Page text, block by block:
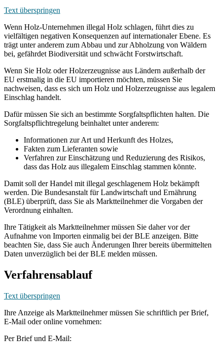
Text überspringen
Wenn Holz-Unternehmen illegal Holz schlagen, führt dies zu
vielfältigen negativen Konsequenzen auf internationaler Ebene. Es
trägt unter anderem zum Abbau und zur Abholzung von Wäldern
bei, gefährdet Biodiversität und schwächt Forstwirtschaft.
Wenn Sie Holz oder Holzerzeugnisse aus Ländern außerhalb der
EU erstmalig in die EU importieren möchten, müssen Sie
nachweisen, dass es sich um Holz und Holzerzeugnisse aus legalem
Einschlag handelt.
Dafür müssen Sie sich an bestimmte Sorgfaltspflichten halten. Die
Sorgfaltspflichtregelung beinhaltet unter anderem:
Informationen zur Art und Herkunft des Holzes,
Fakten zum Lieferanten sowie
Verfahren zur Einschätzung und Reduzierung des Risikos,
dass das Holz aus illegalem Einschlag stammen könnte.
Damit soll der Handel mit illegal geschlagenem Holz bekämpft
werden. Die Bundesanstalt für Landwirtschaft und Ernährung
(BLE) überprüft, dass Sie als Marktteilnehmer die Vorgaben der
Verordnung einhalten.
Ihre Tätigkeit als Marktteilnehmer müssen Sie daher vor der
Aufnahme von Importen einmalig bei der BLE anzeigen. Bitte
beachten Sie, dass Sie auch Änderungen Ihrer bereits übermittelten
Daten unverzüglich bei der BLE melden müssen.
Verfahrensablauf
Text überspringen
Ihre Anzeige als Marktteilnehmer müssen Sie schriftlich per Brief,
E-Mail oder online vornehmen:
Per Brief und E-Mail: